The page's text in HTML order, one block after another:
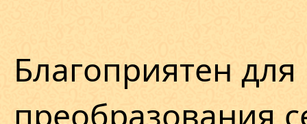
Благоприятен
преобразования